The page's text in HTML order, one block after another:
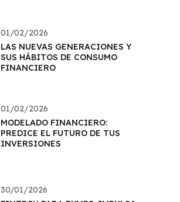
01/02/2026
LAS NUEVAS GENERACIONES Y
SUS HÁBITOS DE CONSUMO
FINANCIERO
01/02/2026
MODELADO FINANCIERO:
PREDICE EL FUTURO DE TUS
INVERSIONES
30/01/2026